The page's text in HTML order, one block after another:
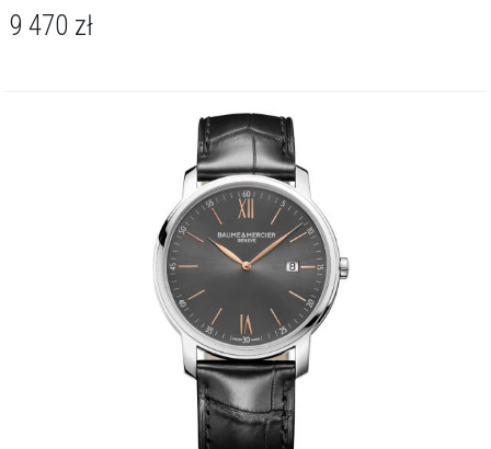
garniturowego. Minimalistyczny design dyskretnie dopełnia formalną
Kolekcja Baume & Mercier Classima to synonim klasyki i subtelnego
luksusu. Precyzyjnie wykonane koperty ze stali szlachetnej, starannie
wykończone tarcze i dopracowane detale tworzą harmonijną całość
o ponadczasowej elegancji. Mechanizmy automatyczne i kwarcowe
zapewniają niezawodność, a paski ze skóry naturalnej lub stalowe
bransolety gwarantują komfort noszenia. W ofercie znajdują się
modele męskie i damskie, które podkreślają prestiż i wyrafinowany
9 470 zł